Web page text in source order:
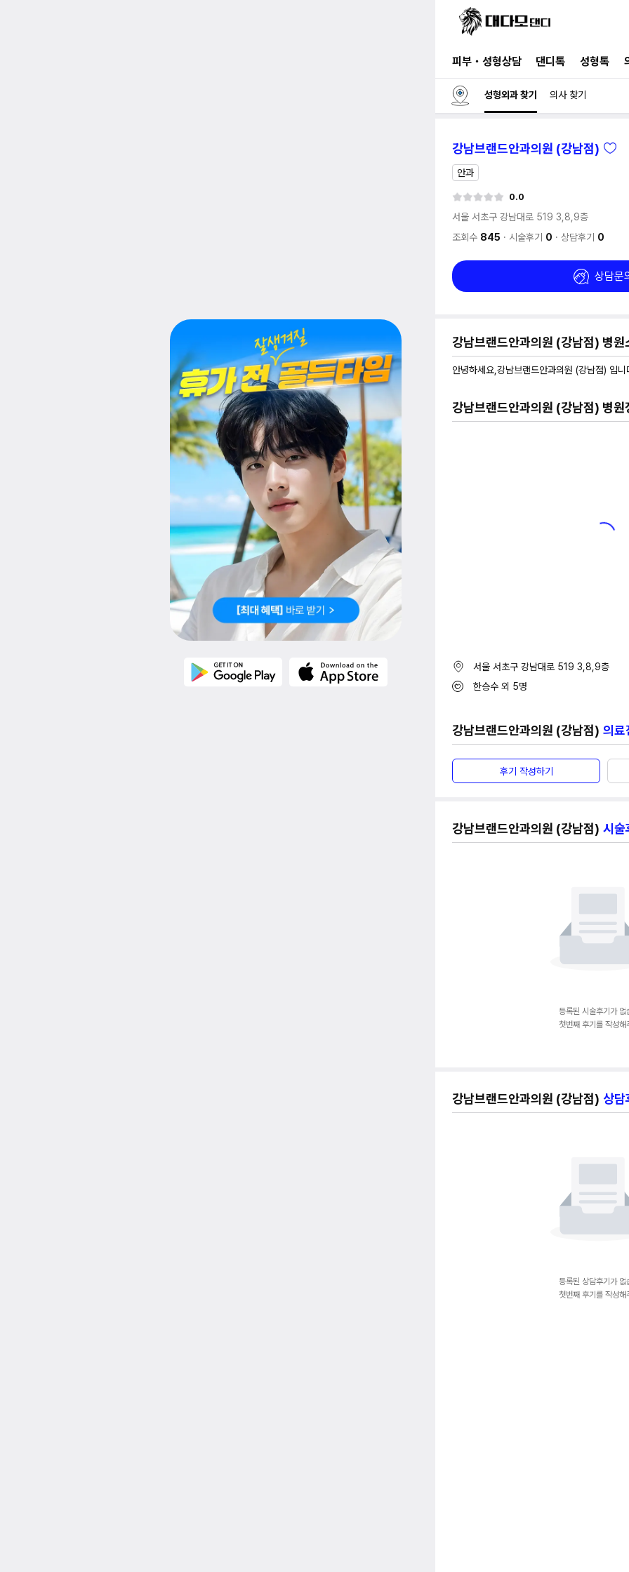
피부・성형상담 댄디톡 성형톡
성형외과 찾기 의사 찾기
강남브랜드안과의원 (강남점)
안과
0.0
서울 서초구 강남대로 519 3,8,9층
조회수 845 시술후기 0 상담후기 0
상담문
강남브랜드안과의원 (강남점) 병원
안녕하세요,강남브랜드안과의원 (강남점) 입니
강남브랜드안과의원 (강남점) 병원
서울 서초구 강남대로 519 3,8,9층
한승수 외 5명
강남브랜드안과의원 (강남점) 의료
후기 작성하기
강남브랜드안과의원 (강남점) 시술
등록된 시술후기가 없
첫번째 후기를 작성해
강남브랜드안과의원 (강남점) 상담
등록된 상담후기가 없
첫번째 후기를 작성해